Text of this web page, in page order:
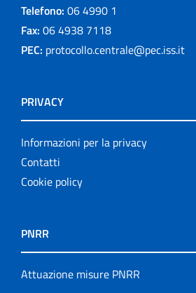
Telefono: 06 4990 1
Fax: 06 4938 7118
PEC: protocollo.centrale@pec.iss.it
PRIVACY
Informazioni per la privacy
Contatti
Cookie policy
PNRR
Attuazione misure PNRR